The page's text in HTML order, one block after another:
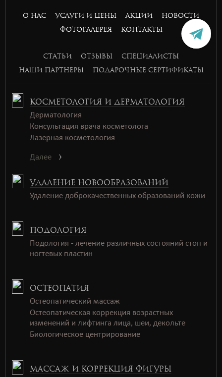
basket168
О НАС УСЛУГИ И ЦЕНЫ АКЦИИ
НОВОСТИ
ФОТОГАЛЕРЕЯ
КОНТАКТЫ
СТАТЬИ ОТЗЫВЫ
СПЕЦИАЛИСТЫ
НАШИ ПАРТНЕРЫ
ПОДАРОЧНЫЕ СЕРТИФИКАТЫ
КОСМЕТОЛОГИЯ И ДЕРМАТОЛОГИЯ
Дерматология
Консультация врача косметолога
Лазерная косметология
Далее
УДАЛЕНИЕ НОВООБРАЗОВАНИЙ
Удаление доброкачественных образований кожи
ПОДОЛОГИЯ
Подология - лечение различных состояний стоп и
ногтевых пластин
ОСТЕОПАТИЯ
Остеопатический массаж
Остеопатическая коррекция возрастных
изменений и лифтинга лица, шеи, декольте
Биологическое центрирование
МАССАЖ И КОРРЕКЦИЯ ФИГУРЫ